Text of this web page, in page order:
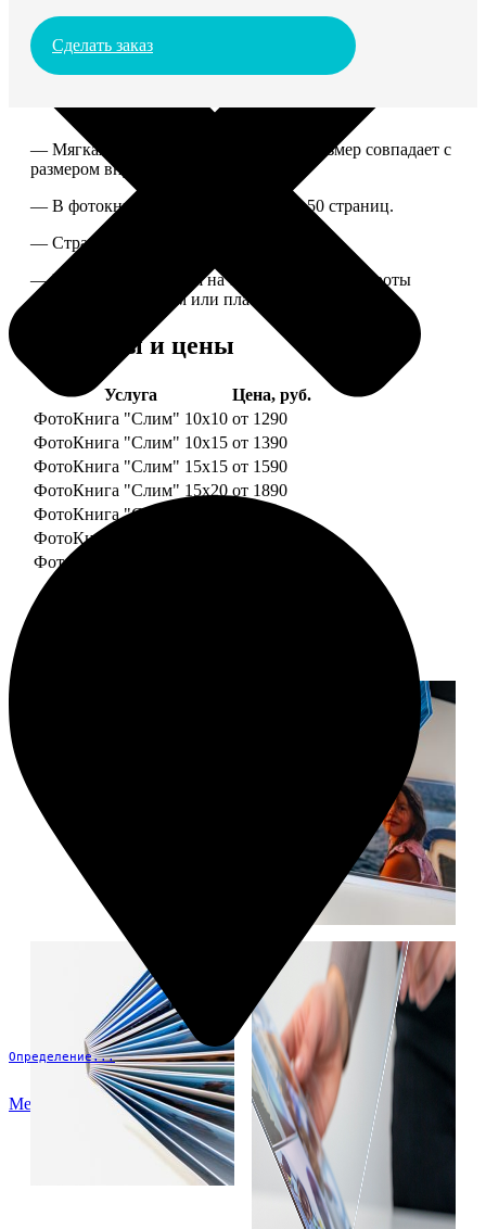
Определение...
Меню
Сделать заказ
— Мягкая ламинированная обложка, размер совпадает с
размером внутреннего блока.
— В фотокниге может быть от 10 до 50 страниц.
— Страницы плотные, толщина 1 мм.
— Книга раскрывается на 180 градусов, развороты
укреплены картоном или пластиком.
Форматы и цены
Услуга
Цена, руб.
ФотоКнига "Слим" 10x10 от 1290
ФотоКнига "Слим" 10x15 от 1390
ФотоКнига "Слим" 15x15 от 1590
ФотоКнига "Слим" 15x20 от 1890
ФотоКнига "Слим" 20x20
от 1990
ФотоКнига "Слим" 20x30
ФотоКнига "Слим" 25x25